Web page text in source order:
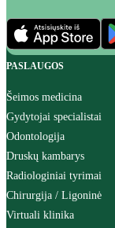
PASLAUGOS
Šeimos medicina
Gydytojai specialistai
Odontologija
Druskų kambarys
Radiologiniai tyrimai
Chirurgija / Ligoninė
Virtuali klinika